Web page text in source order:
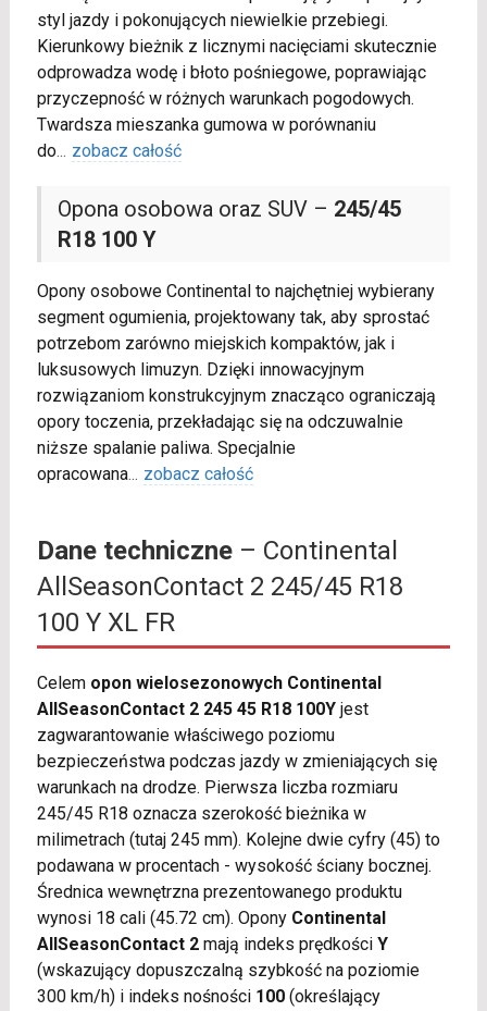
styl jazdy i pokonujących niewielkie przebiegi.
Kierunkowy bieżnik z licznymi nacięciami skutecznie
odprowadza wodę i błoto pośniegowe, poprawiając
przyczepność w różnych warunkach pogodowych.
Twardsza mieszanka gumowa w porównaniu
do... zobacz całość
Opona osobowa oraz SUV – 245/45
R18 100 Y
Opony osobowe Continental to najchętniej wybierany
segment ogumienia, projektowany tak, aby sprostać
potrzebom zarówno miejskich kompaktów, jak i
luksusowych limuzyn. Dzięki innowacyjnym
rozwiązaniom konstrukcyjnym znacząco ograniczają
opory toczenia, przekładając się na odczuwalnie
niższe spalanie paliwa. Specjalnie
opracowana... zobacz całość
Dane techniczne– Continental
AllSeasonContact 2 245/45 R18
100 Y XL FR
Celem opon wielosezonowych Continental
AllSeasonContact 2 245 45 R18 100Yjest
zagwarantowanie właściwego poziomu
bezpieczeństwa podczas jazdy w zmieniających się
warunkach na drodze. Pierwsza liczba rozmiaru
245/45 R18 oznacza szerokość bieżnika w
milimetrach (tutaj 245 mm). Kolejne dwie cyfry (45) to
podawana w procentach - wysokość ściany bocznej.
Średnica wewnętrzna prezentowanego produktu
wynosi 18 cali (45.72 cm). Opony Continental
AllSeasonContact 2mają indeks prędkości Y
(wskazujący dopuszczalną szybkość na poziomie
300 km/h) i indeks nośności 100(określający